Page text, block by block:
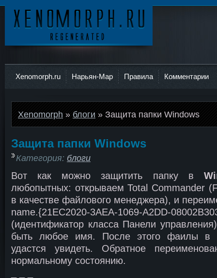
Xenomorph.ru Нарьян-Мар Правила Комментарии
Xenomorph » блоги » Защита папки Windows
Защита папки Windows
Категория: блоги
Вот как можно защитить папку в
любопытных: открываем Total Commander
в качестве файлового менеджера), и
name.{21EC2020-3AEA-1069-A2DD-
(идентификатор класса Панели
быть любое имя. После этого фаилы в
удастся увидеть. Обратное
нормальному состоянию.